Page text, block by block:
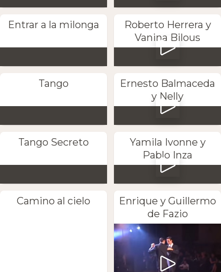
Entrar a la milonga
Roberto Herrera y
Vanina Bilous
Tango
Ernesto Balmaceda
y Nelly
Tango Secreto
Yamila Ivonne y
Pablo Inza
Camino al cielo
Enrique y Guillermo
de Fazio